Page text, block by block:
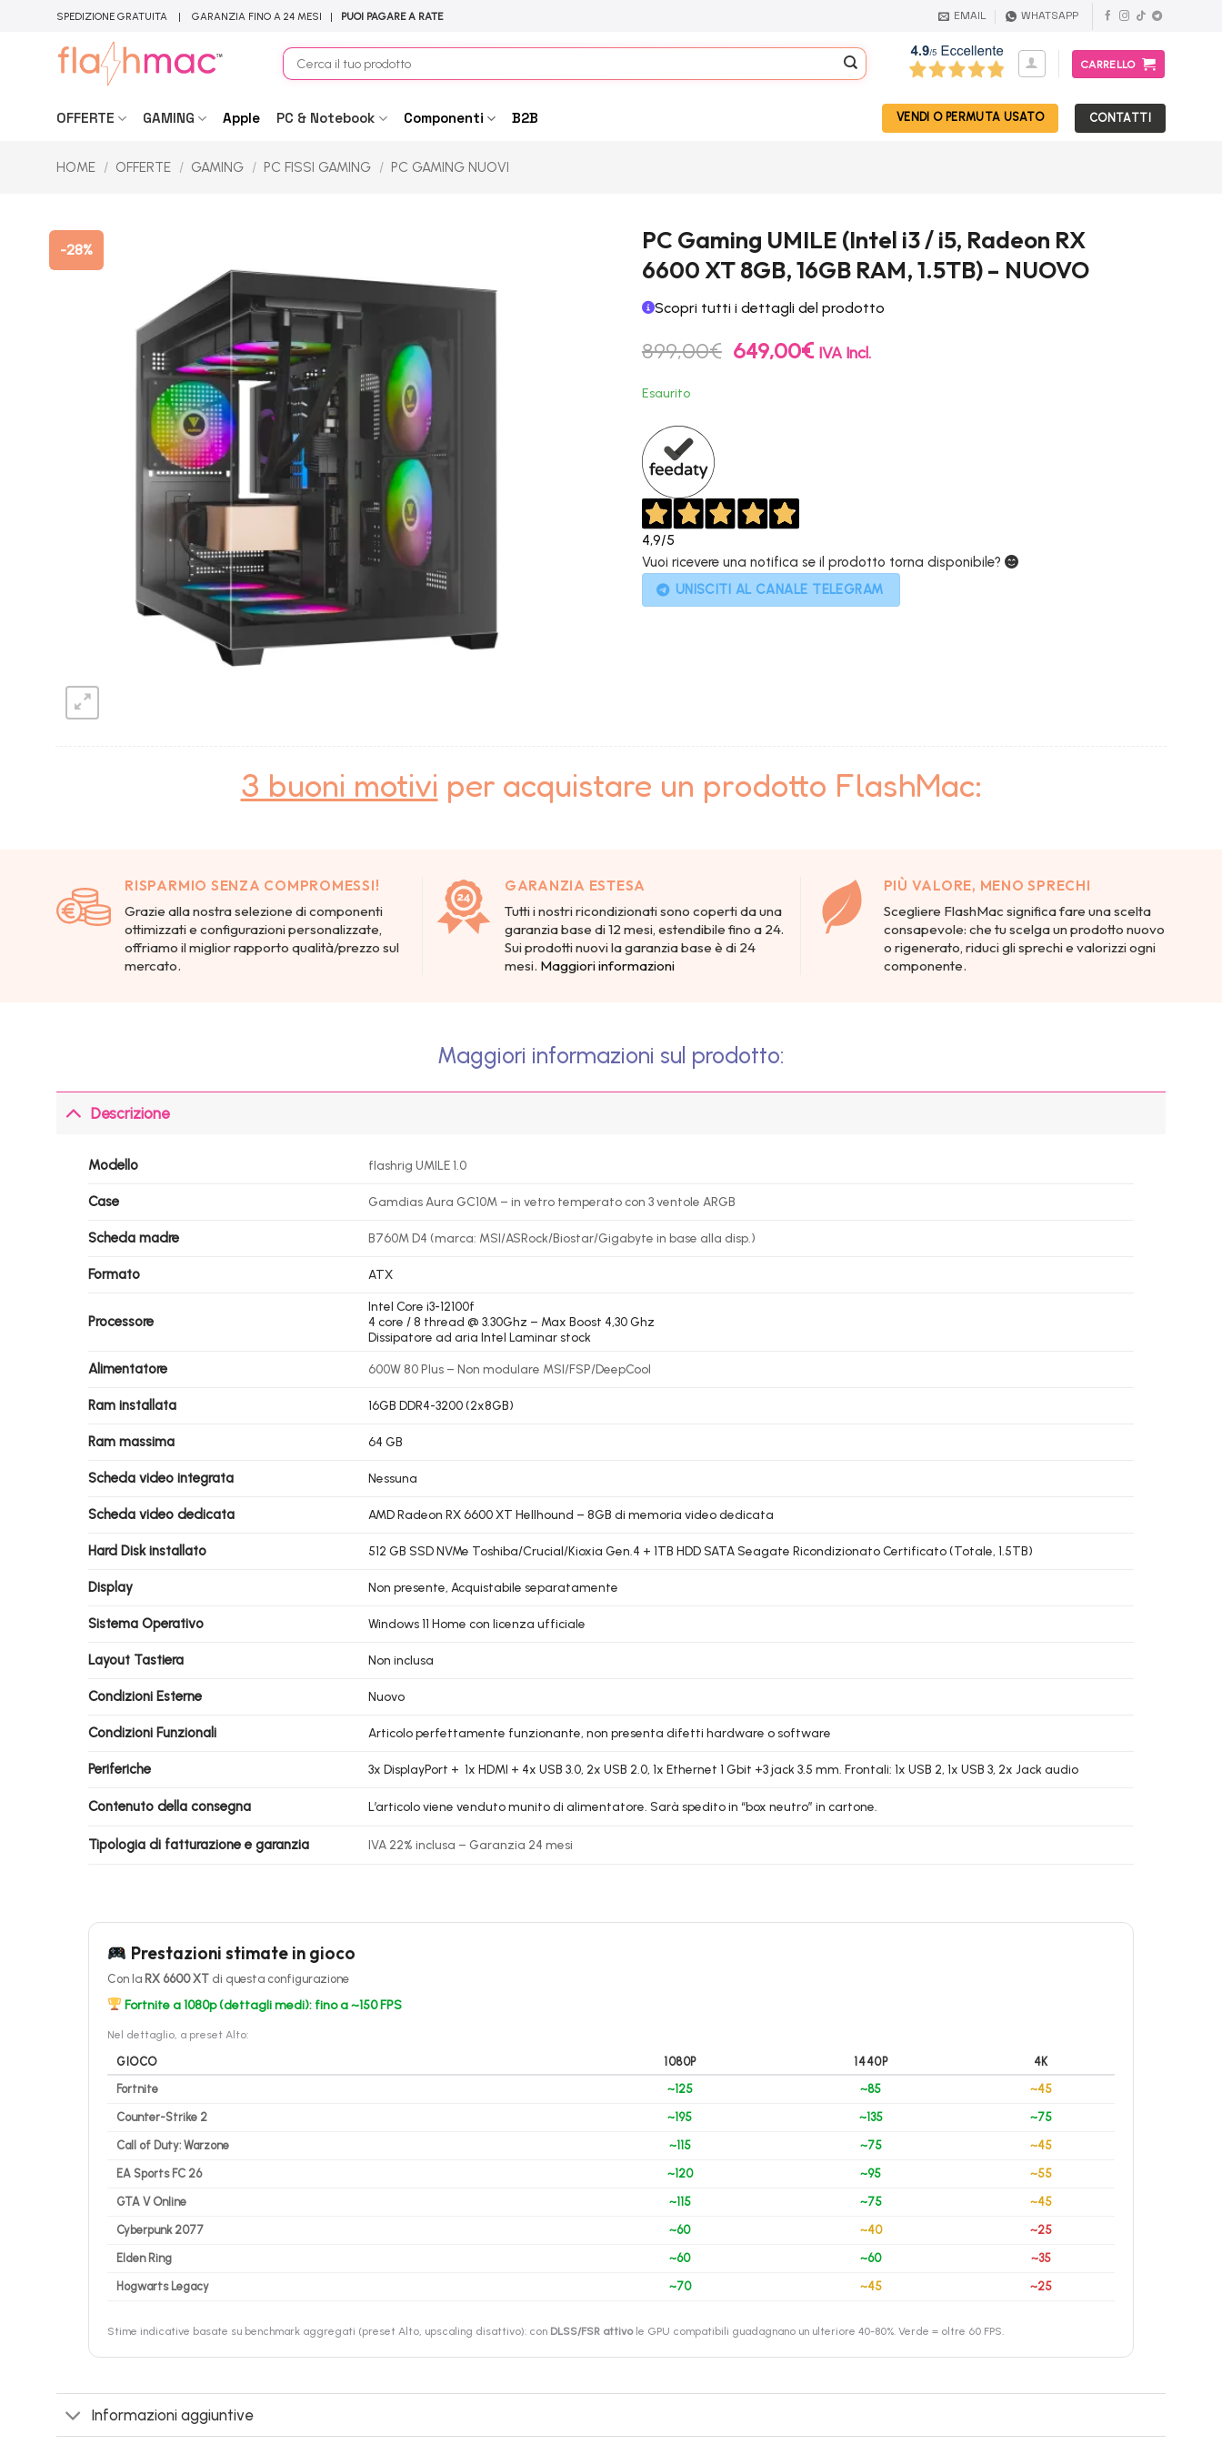
SPEDIZIONE GRATUITA | GARANZIA FINO A 24 MESI | PUOI PAGARE A RATE EMAIL WHATSAPP
Cerca:
CARRELLO
OFFERTE GAMING Apple PC & Notebook Componenti B2B VENDI O PERMUTA USATO CONTATTI
HOME / OFFERTE / GAMING / PC FISSI GAMING / PC GAMING NUOVI
-28%
PC Gaming UMILE (Intel i3 / i5, Radeon RX
6600 XT 8GB, 16GB RAM, 1.5TB) – NUOVO
Scopri tutti i dettagli del prodotto
899,00€ Il
prezzo
649,00€Il
prezzo
IVA Incl.
Esaurito
4,9/5
Vuoi ricevere una notifica se il prodotto torna disponibile?
UNISCITI AL CANALE TELEGRAM
3 buoni motivi per acquistare un prodotto FlashMac:
RISPARMIO SENZA COMPROMESSI!
Grazie alla nostra selezione di componenti
ottimizzati e configurazioni personalizzate,
offriamo il miglior rapporto qualità/prezzo sul
mercato.
GARANZIA ESTESA
Tutti i nostri ricondizionati sono coperti da una
garanzia base di 12 mesi, estendibile fino a 24.
Sui prodotti nuovi la garanzia base è di 24
mesi. Maggiori informazioni
PIÙ VALORE, MENO SPRECHI
Scegliere FlashMac significa fare una scelta
consapevole: che tu scelga un prodotto nuovo
o rigenerato, riduci gli sprechi e valorizzi ogni
componente.
Maggiori informazioni sul prodotto:
Descrizione
Modello flashrig UMILE 1.0
Case Gamdias Aura GC10M – in vetro temperato con 3 ventole ARGB
Scheda madre B760M D4 (marca: MSI/ASRock/Biostar/Gigabyte in base alla disp.)
Formato ATX
Processore
Intel Core i3-12100f
4 core / 8 thread @ 3.30Ghz – Max Boost 4,30 Ghz
Dissipatore ad aria Intel Laminar stock
Alimentatore 600W 80 Plus – Non modulare MSI/FSP/DeepCool
Ram installata 16GB DDR4-3200 (2x8GB)
Ram massima 64 GB
Scheda video integrata Nessuna
Scheda video dedicata AMD Radeon RX 6600 XT Hellhound – 8GB di memoria video dedicata
Hard Disk installato 512 GB SSD NVMe Toshiba/Crucial/Kioxia Gen.4 + 1TB HDD SATA Seagate Ricondizionato Certificato (Totale, 1.5TB)
Display Non presente, Acquistabile separatamente
Sistema Operativo Windows 11 Home con licenza ufficiale
Layout Tastiera Non inclusa
Condizioni Esterne Nuovo
Condizioni Funzionali Articolo perfettamente funzionante, non presenta difetti hardware o software
Periferiche 3x DisplayPort + 1x HDMI + 4x USB 3.0, 2x USB 2.0, 1x Ethernet 1 Gbit +3 jack 3.5 mm. Frontali: 1x USB 2, 1x USB 3, 2x Jack audio
Contenuto della consegna L’articolo viene venduto munito di alimentatore. Sarà spedito in “box neutro” in cartone.
Tipologia di fatturazione e garanzia IVA 22% inclusa – Garanzia 24 mesi
Prestazioni stimate in gioco
Con la RX 6600 XTdi questa configurazione
Fortnite a 1080p (dettagli medi): fino a ~150 FPS
Nel dettaglio, a preset Alto:
GIOCO 1080P 1440P
4K
Fortnite
~125 ~85 ~45
Counter-Strike 2 ~195 ~135 ~75
Call of Duty: Warzone ~115 ~75 ~45
EA Sports FC 26 ~120 ~95 ~55
GTA V Online ~115 ~75 ~45
Cyberpunk 2077 ~60 ~40 ~25
Elden Ring ~60 ~60 ~35
Hogwarts Legacy ~70 ~45 ~25
Stime indicative basate su benchmark aggregati (preset Alto, upscaling disattivo): con DLSS/FSR attivole GPU compatibili guadagnano un ulteriore 40-80%. Verde = oltre 60 FPS.
Informazioni aggiuntive